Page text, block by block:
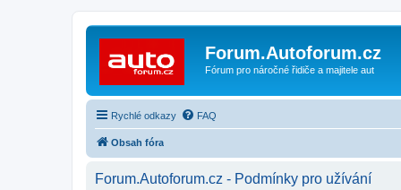
Forum.Autoforum.cz
Fórum pro náročné řidiče a majitele aut
Rychlé odkazy FAQ
Obsah fóra
Forum.Autoforum.cz - Podmínky pro užívání